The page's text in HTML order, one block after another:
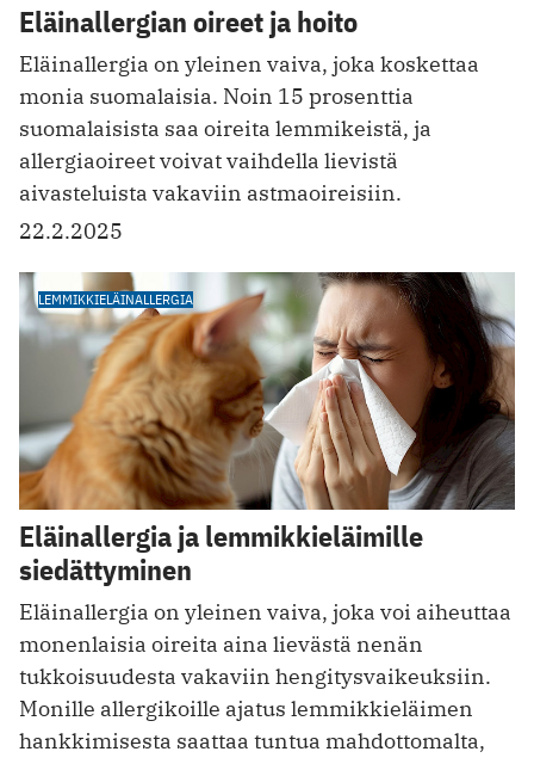
Eläinallergian oireet ja hoito
Eläinallergia on yleinen vaiva, joka koskettaa
monia suomalaisia. Noin 15 prosenttia
suomalaisista saa oireita lemmikeistä, ja
allergiaoireet voivat vaihdella lievistä
aivasteluista vakaviin astmaoireisiin.
22.2.2025
LEMMIKKIELÄINALLERGIA
Eläinallergia ja lemmikkieläimille
siedättyminen
Eläinallergia on yleinen vaiva, joka voi aiheuttaa
monenlaisia oireita aina lievästä nenän
tukkoisuudesta vakaviin hengitysvaikeuksiin.
Monille allergikoille ajatus lemmikkieläimen
hankkimisesta saattaa tuntua mahdottomalta,